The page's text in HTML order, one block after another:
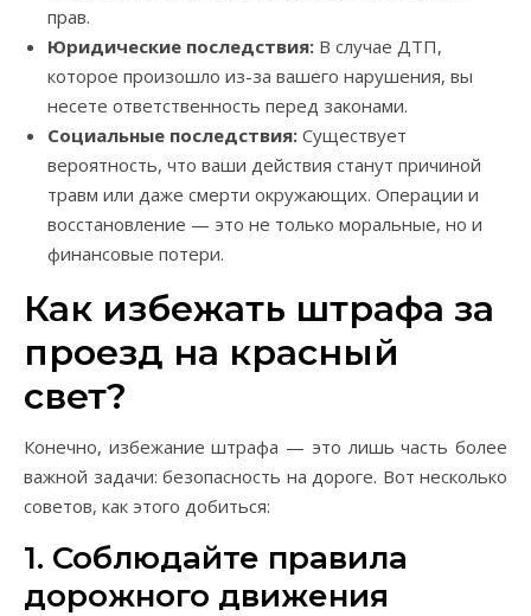
прав.
Юридические последствия: В случае ДТП,
которое произошло из-за вашего нарушения, вы
несете ответственность перед законами.
Социальные последствия: Существует
вероятность, что ваши действия станут причиной
травм или даже смерти окружающих. Операции и
восстановление — это не только моральные, но и
финансовые потери.
Как избежать штрафа за
проезд на красный
свет?
Конечно, избежание штрафа — это лишь часть более
важной задачи: безопасность на дороге. Вот несколько
советов, как этого добиться:
1. Соблюдайте правила
дорожного движения